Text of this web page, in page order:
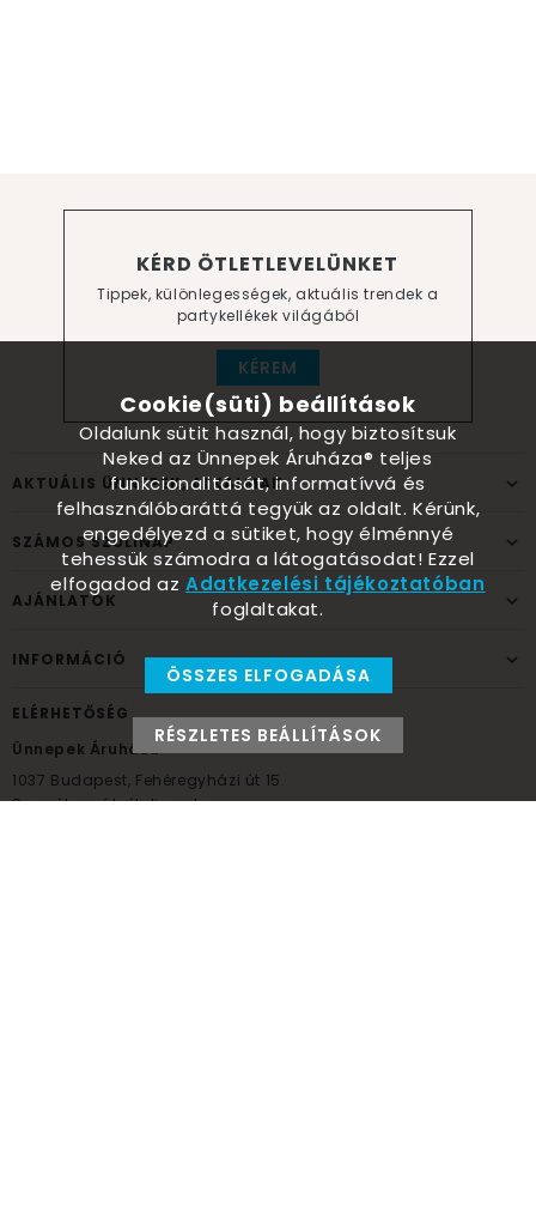
KÉRD ÖTLETLEVELÜNKET
Tippek, különlegességek, aktuális trendek a
partykellékek világából
KÉREM
AKTUÁLIS ÜNNEPEK, ALKALMAK
SZÁMOS SZÜLINAP
AJÁNLATOK
INFORMÁCIÓ
ELÉRHETŐSÉG
Ünnepek Áruháza
1037 Budapest, Fehéregyházi út 15.
Személyes átvételi pont
Cookie(süti) beállítások
Oldalunk sütit használ, hogy biztosítsuk
Neked az Ünnepek Áruháza® teljes
funkcionalitását, informatívvá és
felhasználóbaráttá tegyük az oldalt. Kérünk,
engedélyezd a sütiket, hogy élménnyé
tehessük számodra a látogatásodat! Ezzel
elfogadod azAdatkezelési tájékoztatóban
foglaltakat.
ÖSSZES ELFOGADÁSA
RÉSZLETES BEÁLLÍTÁSOK